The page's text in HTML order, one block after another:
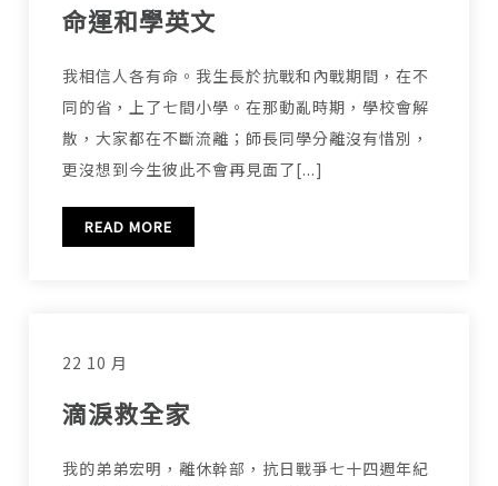
命運和學英文
我相信人各有命。我生長於抗戰和內戰期間，在不
同的省，上了七間小學。在那動亂時期，學校會解
散，大家都在不斷流離；師長同學分離沒有惜別，
更沒想到今生彼此不會再見面了[...]
READ MORE
22 10 月
滴淚救全家
我的弟弟宏明，離休幹部，抗日戰爭七十四週年紀